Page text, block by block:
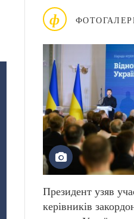
ф
Президент узяв
керівників